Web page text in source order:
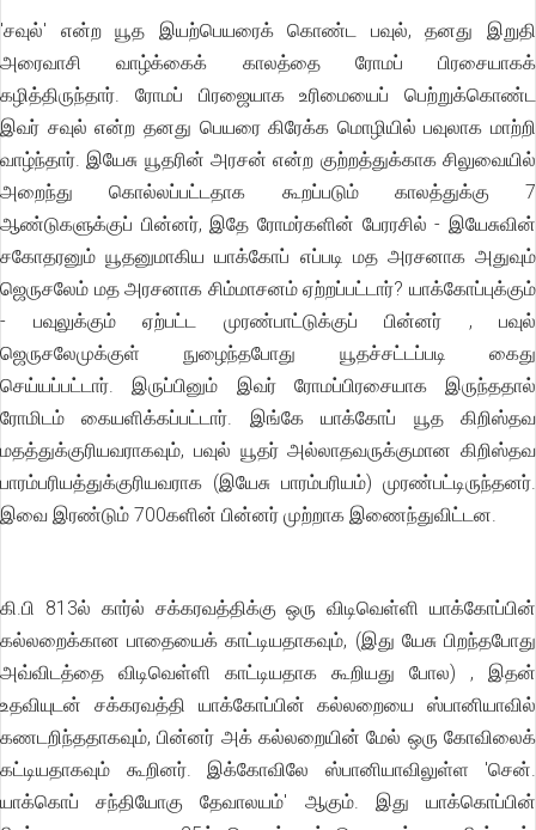
'சவுல்' என்ற யூத இயற்பெயரைக் கொண்ட பவுல், தனது இறுதி
அரைவாசி வாழ்க்கைக் காலத்தை ரோமப் பிரசையாகக்
கழித்திருந்தார். ரோமப் பிரஜையாக உரிமையைப் பெற்றுக்கொண்ட
இவர் சவுல் என்ற தனது பெயரை கிரேக்க மொழியில் பவுலாக மாற்றி
வாழ்ந்தார். இயேசு யூதரின் அரசன் என்ற குற்றத்துக்காக சிலுவையில்
அறைந்து கொல்லப்பட்டதாக கூறப்படும் காலத்துக்கு 7
ஆண்டுகளுக்குப் பின்னர், இதே ரோமர்களின் பேரரசில் - இயேசுவின்
சகோதரனும் யூதனுமாகிய யாக்கோப் எப்படி மத அரசனாக அதுவும்
ஜெருசலேம் மத அரசனாக சிம்மாசனம் ஏற்றப்பட்டார்? யாக்கோப்புக்கும்
- பவுலுக்கும் ஏற்பட்ட முரண்பாட்டுக்குப் பின்னர் , பவுல்
ஜெருசலேமுக்குள் நுழைந்தபோது யூதச்சட்டப்படி கைது
செய்யப்பட்டார். இருப்பினும் இவர் ரோமப்பிரசையாக இருந்ததால்
ரோமிடம் கையளிக்கப்பட்டார். இங்கே யாக்கோப் யூத கிறிஸ்தவ
மதத்துக்குரியவராகவும், பவுல் யூதர் அல்லாதவருக்குமான கிறிஸ்தவ
பாரம்பரியத்துக்குரியவராக (இயேசு பாரம்பரியம்) முரண்பட்டிருந்தனர்.
இவை இரண்டும் 700களின் பின்னர் முற்றாக இணைந்துவிட்டன.
கி.பி 813ல் கார்ல் சக்கரவத்திக்கு ஒரு விடிவெள்ளி யாக்கோப்பின்
கல்லறைக்கான பாதையைக் காட்டியதாகவும், (இது யேசு பிறந்தபோது
அவ்விடத்தை விடிவெள்ளி காட்டியதாக கூறியது போல) , இதன்
உதவியுடன் சக்கரவத்தி யாக்கோப்பின் கல்லறையை ஸ்பானியாவில்
கணடறிந்ததாகவும், பின்னர் அக் கல்லறையின் மேல் ஒரு கோவிலைக்
கட்டியதாகவும் கூறினர். இக்கோவிலே ஸ்பானியாவிலுள்ள 'சென்.
யாக்கொப் சந்தியோகு தேவாலயம்' ஆகும். இது யாக்கொப்பின்